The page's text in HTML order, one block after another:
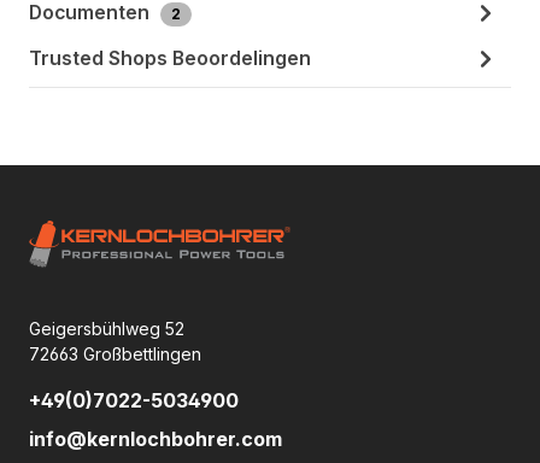
Documenten 2
Trusted Shops Beoordelingen
Geigersbühlweg 52
72663 Großbettlingen
+49(0)7022-5034900
info@kernlochbohrer.com